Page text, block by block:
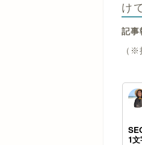
け
記事
（※